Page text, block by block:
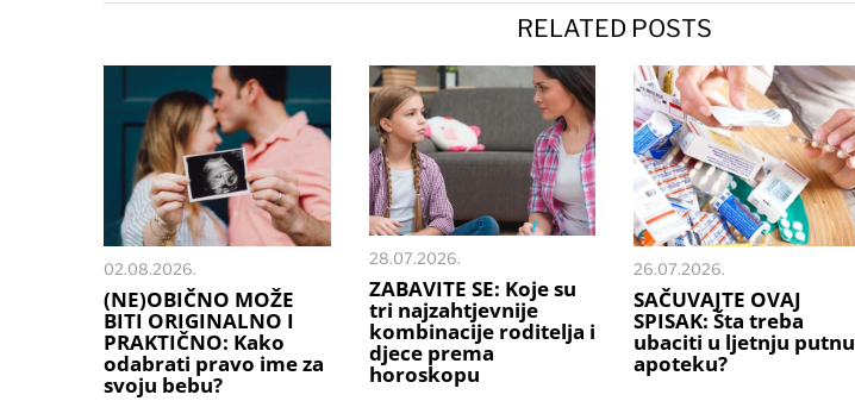
RELATED POSTS
02.08.2026.
(NE)OBIČNO MOŽE
BITI ORIGINALNO I
PRAKTIČNO: Kako
odabrati pravo ime za
svoju bebu?
28.07.2026.
ZABAVITE SE: Koje su
tri najzahtjevnije
kombinacije roditelja i
djece prema
horoskopu
26.07.2026.
SAČUVAJTE OVAJ
SPISAK: Šta treba
ubaciti u ljetnju putnu
apoteku?